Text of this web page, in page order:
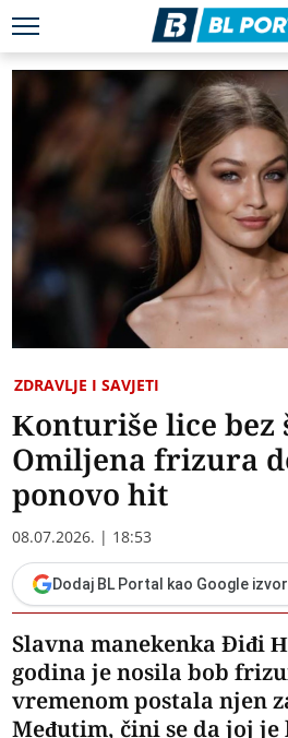
ZDRAVLJE I SAVJETI
Konturiše lice bez
Omiljena frizura
ponovo hit
08.07.2026. | 18:53
Dodaj BL Portal kao Google izvor
Slavna manekenka Điđi
godina je nosila bob
vremenom postala njen
Međutim, čini se da joj je